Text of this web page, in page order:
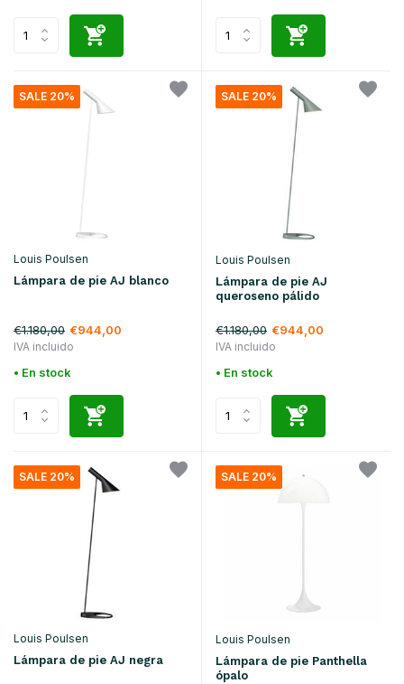
SALE 20%
Louis Poulsen
Lámpara de pie AJ blanco
€1.180,00 €944,00
IVA incluido
• En stock
SALE 20%
Louis Poulsen
Lámpara de pie AJ
queroseno pálido
€1.180,00 €944,00
IVA incluido
• En stock
SALE 20%
Louis Poulsen
Lámpara de pie AJ negra
SALE 20%
Louis Poulsen
Lámpara de pie Panthella
ópalo